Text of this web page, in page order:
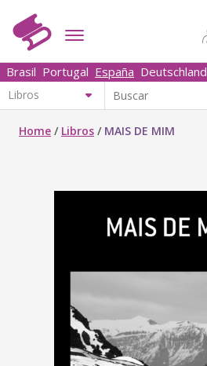
Brasil Portugal España Deutschland
Home / Libros / MAIS DE MIM